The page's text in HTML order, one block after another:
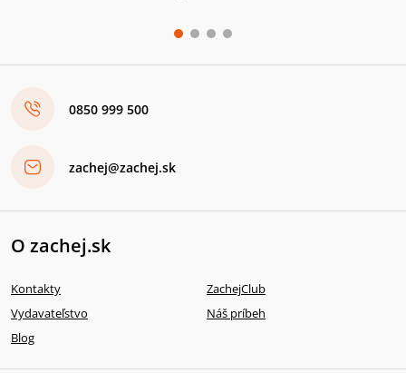
0850 999 500
zachej@zachej.sk
O zachej.sk
Kontakty
ZachejClub
Vydavateľstvo
Náš príbeh
Blog